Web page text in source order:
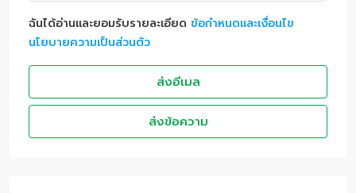
ฉันได้อ่านและยอมรับรายละเอียด ข้อกำหนดและเงื่อนไข
นโยบายความเป็นส่วนตัว
ส่งอีเมล
ส่งข้อความ